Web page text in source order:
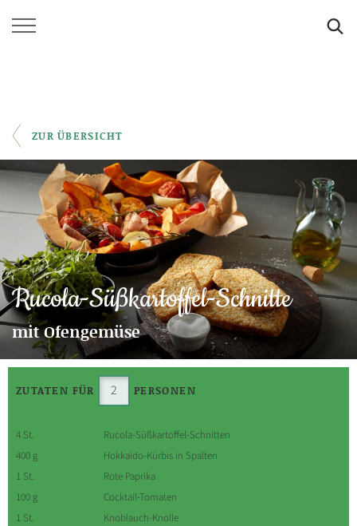
ZUR ÜBERSICHT
Rucola-Süßkartoffel-Schnitte
mit Ofengemüse
ZUTATEN FÜR PERSONEN
4 St.
Rucola-Süßkartoffel-Schnitten
400 g
Hokkaido-Kürbis in Spalten
1 St.
Rote Paprika
100 g
Cocktail-Tomaten
1 St.
Knoblauch-Knolle